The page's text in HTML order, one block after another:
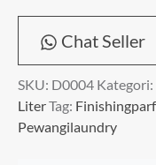
Chat Seller
SKU: D0004 Kategori:
LiterTag:
Pewangilaundry